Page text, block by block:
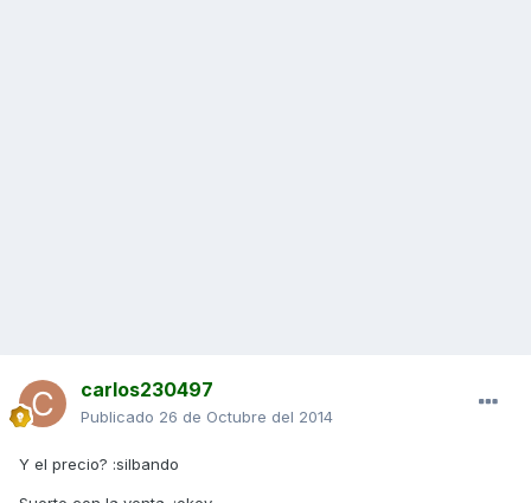
carlos230497
Publicado 26 de Octubre del 2014
Y el precio? :silbando